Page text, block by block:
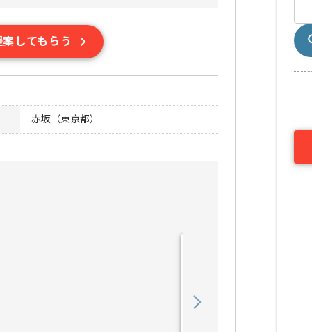
してもらう
赤坂（東京都）